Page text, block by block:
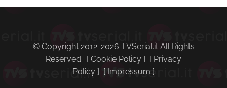
primaria
© Copyright 2012-2026 TVSerial.it All Rights
Reserved. [ Cookie Policy ] [ Privacy
Policy ] [ Impressum ]